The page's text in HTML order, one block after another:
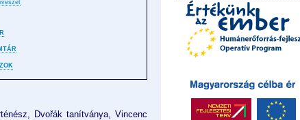
Dvořák tanítványa, Vincenc